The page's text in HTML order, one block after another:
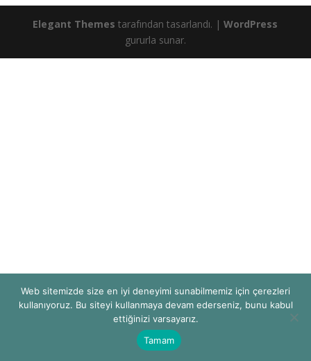
Elegant Themes tarafından tasarlandı. |WordPress
gururla sunar.
Web sitemizde size en iyi deneyimi sunabilmemiz için çerezleri
kullanıyoruz. Bu siteyi kullanmaya devam ederseniz, bunu kabul
ettiğinizi varsayarız.
Tamam